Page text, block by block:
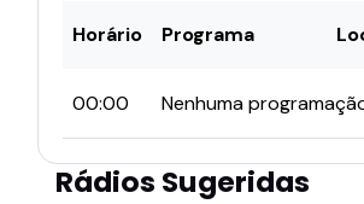
Horário Programa
00:00 Nenhuma
Rádios Sugeridas